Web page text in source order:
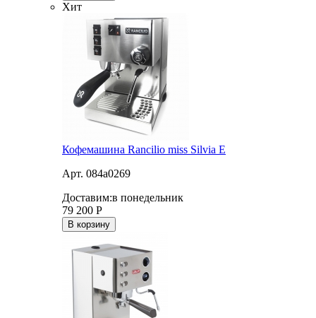
Хит
Кофемашина Rancilio miss Silvia E
Арт. 084a0269
Доставим:в понедельник
79 200 Р
В корзину